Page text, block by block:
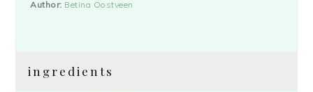
Author: Betina Oostveen
ingredients